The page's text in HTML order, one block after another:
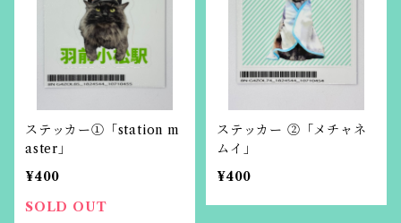
ステッカー①「station m
aster」
¥400
SOLD OUT
ステッカー ②「メチャネ
ムイ」
¥400